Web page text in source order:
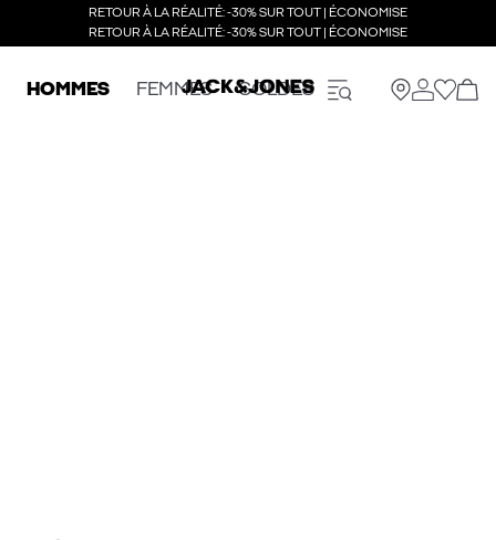
RETOUR À LA RÉALITÉ: -30% SUR TOUT | ÉCONOMISE
RETOUR À LA RÉALITÉ: -30% SUR TOUT | ÉCONOMISE
HOMMES FEMMES SOLDES